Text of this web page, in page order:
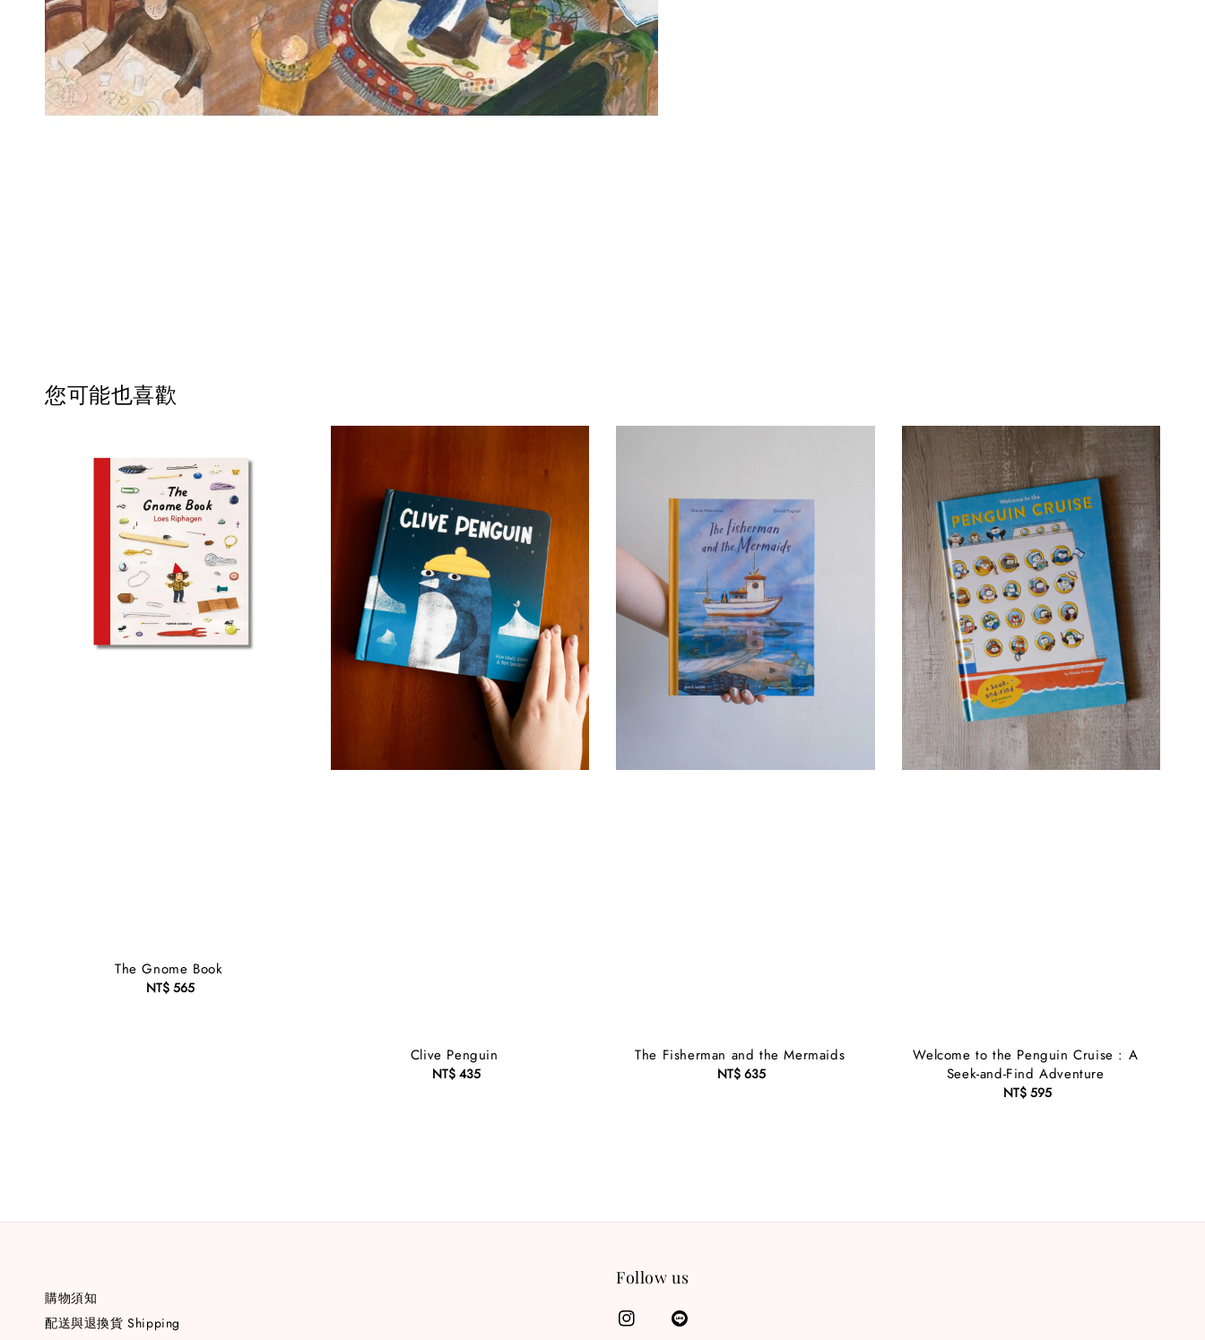
您可能也喜歡
The Gnome Book
Regular
NT$ 565
Clive Penguin
Regular
NT$ 435
The Fisherman and the Mermaids
Regular
NT$ 635
Welcome to the Penguin Cruise : A
Seek-and-Find Adventure
Regular
NT$ 595
購物須知
配送與退換貨 Shipping
Follow us